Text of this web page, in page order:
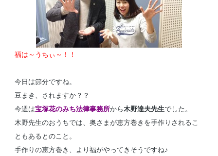
福は～うちぃ～！！
今日は節分ですね。
豆まき、されますか？？
今週は宝塚花のみち法律事務所から木野達夫先生でした。
木野先生のおうちでは、奥さまが恵方巻きを手作りされるこ
ともあるとのこと。
手作りの恵方巻き、より福がやってきそうですね♪